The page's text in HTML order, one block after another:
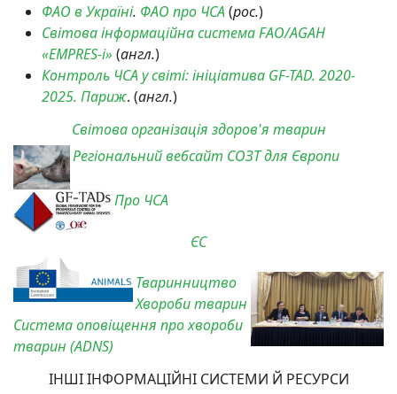
ФАО в Україні. ФАО про ЧСА(рос.)
Світова інформаційна система FAO/AGAH
«EMPRES-i» (англ.)
Контроль ЧСА у світі: ініціатива GF-TAD. 2020-
2025. Париж. (англ.)
Світова організація здоров'я тварин
Регіональний вебсайт СОЗТ для Європи
Про ЧСА
ЄС
Тваринництво
Хвороби тварин
Система оповіщення про хвороби
тварин (ADNS)
ІНШІ ІНФОРМАЦІЙНІ СИСТЕМИ Й РЕСУРСИ